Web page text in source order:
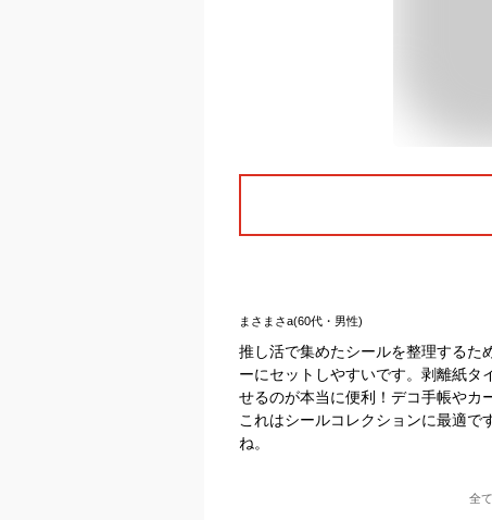
まさまさa(60代・男性)
推し活で集めたシールを整理するた
ーにセットしやすいです。剥離紙タ
せるのが本当に便利！デコ手帳やカ
これはシールコレクションに最適で
ね。
全